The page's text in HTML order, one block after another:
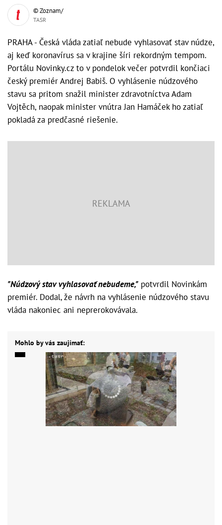
© Zoznam/
TASR
PRAHA - Česká vláda zatiaľ nebude vyhlasovať stav núdze,
aj keď koronavírus sa v krajine šíri rekordným tempom.
Portálu Novinky.cz to v pondelok večer potvrdil končiaci
český premiér Andrej Babiš. O vyhlásenie núdzového
stavu sa pritom snažil minister zdravotníctva Adam
Vojtěch, naopak minister vnútra Jan Hamáček ho zatiaľ
pokladá za predčasné riešenie.
"Núdzový stav vyhlasovať nebudeme," potvrdil Novinkám
premiér. Dodal, že návrh na vyhlásenie núdzového stavu
vláda nakoniec ani neprerokovávala.
Mohlo by vás zaujímať: